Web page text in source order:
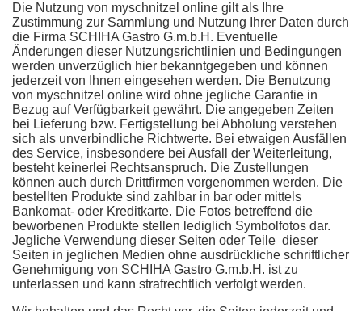
Die Nutzung von myschnitzel online gilt als Ihre
Zustimmung zur Sammlung und Nutzung Ihrer Daten durch
die Firma SCHIHA Gastro G.m.b.H. Eventuelle
Änderungen dieser Nutzungsrichtlinien und Bedingungen
werden unverzüglich hier bekanntgegeben und können
jederzeit von Ihnen eingesehen werden. Die Benutzung
von myschnitzel online wird ohne jegliche Garantie in
Bezug auf Verfügbarkeit gewährt. Die angegeben Zeiten
bei Lieferung bzw. Fertigstellung bei Abholung verstehen
sich als unverbindliche Richtwerte. Bei etwaigen Ausfällen
des Service, insbesondere bei Ausfall der Weiterleitung,
besteht keinerlei Rechtsanspruch. Die Zustellungen
können auch durch Drittfirmen vorgenommen werden. Die
bestellten Produkte sind zahlbar in bar oder mittels
Bankomat- oder Kreditkarte. Die Fotos betreffend die
beworbenen Produkte stellen lediglich Symbolfotos dar.
Jegliche Verwendung dieser Seiten oder Teile dieser
Seiten in jeglichen Medien ohne ausdrückliche schriftlicher
Genehmigung von SCHIHA Gastro G.m.b.H. ist zu
unterlassen und kann strafrechtlich verfolgt werden.